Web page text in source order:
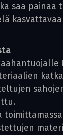
saa painaa